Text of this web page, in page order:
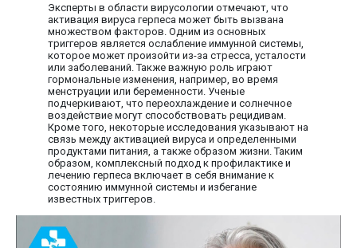
Эксперты в области вирусологии отмечают, что
активация вируса герпеса может быть вызвана
множеством факторов. Одним из основных
триггеров является ослабление иммунной системы,
которое может произойти из-за стресса, усталости
или заболеваний. Также важную роль играют
гормональные изменения, например, во время
менструации или беременности. Ученые
подчеркивают, что переохлаждение и солнечное
воздействие могут способствовать рецидивам.
Кроме того, некоторые исследования указывают на
связь между активацией вируса и определенными
продуктами питания, а также образом жизни. Таким
образом, комплексный подход к профилактике и
лечению герпеса включает в себя внимание к
состоянию иммунной системы и избегание
известных триггеров.